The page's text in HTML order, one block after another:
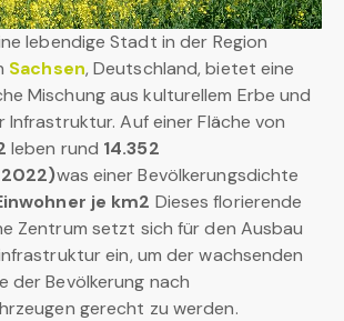
lebendige Stadt in der Region
Sachsen, Deutschland, bietet eine
Mischung aus kulturellem Erbe und
Infrastruktur. Auf einer Fläche von
leben rund 14.352
2022)was einer Bevölkerungsdichte
je km2 Dieses florierende
Zentrum setzt sich für den Ausbau
ein, um der wachsenden
der Bevölkerung nach
gerecht zu werden.